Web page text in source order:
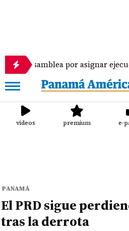
por asignar ejecución de
videos premium e-
PANAMÁ
El PRD sigue
tras la derrota